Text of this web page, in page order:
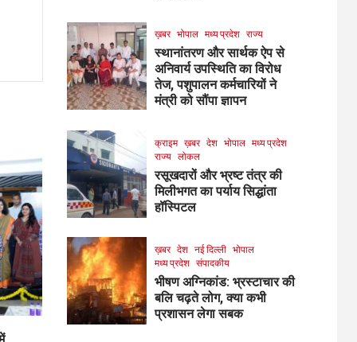
ख़बर भोपाल मध्य प्रदेश राज्य
स्थानांतरण और सार्थक ऐप से
अनिवार्य उपस्थिति का विरोध
तेज, पशुपालन कर्मचारियों ने
मंत्री को सौंपा ज्ञापन
क्राइम ख़बर देश भोपाल मध्य प्रदेश
राज्य लोकल
रसूखदारों और भ्रष्ट तंत्र की
मिलीभगत का पर्याय सिद्धांता
हॉस्पिटल
ख़बर देश नई दिल्ली भोपाल
मध्य प्रदेश संपादकीय
भीषण अग्निकांड: भ्रस्टाचार की
बलि चढ़ते लोग, क्या कभी
प्रशासन लेगा सबक